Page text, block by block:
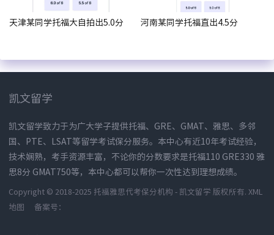
天津某同学托福大自拍出5.0分 河南某同学托福直出4.5分
凯文留学
凯文留学致力于为广大学子提供托福、GRE、GMAT、雅思、多邻
国、PTE、LSAT等留学考试保分服务。本中心有近10年考试经验，
技术娴熟，考手资源丰富，不论你的分数要求是托福110 GRE330 雅
思8分 GMAT750等，本中心都可以帮你一次性达到理想成绩。
Copyright © 2018-2025 托福雅思代考保分机构 - 凯文留学 版权所有. XML
地图
备案号：